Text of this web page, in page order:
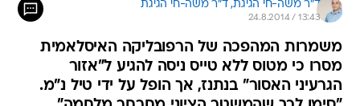
ד"ר משה-חי הגיגת, ד"ר משה-חי הגיגת
24.8.2014 / 13:43
משמרות המהפכה של הרפובליקה האיסלאמית
מסרו כי מטוס ללא טייס ניסה להגיע ל"אזור
הגרעיני האסור" בנתנז, אך הופל על ידי טיל נ"מ.